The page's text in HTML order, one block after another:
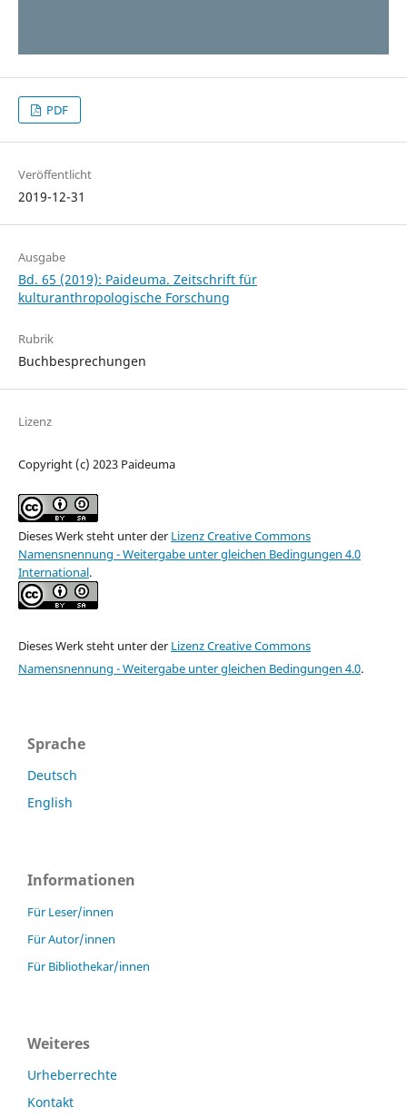
PDF
Veröffentlicht
2019-12-31
Ausgabe
Bd. 65 (2019): Paideuma. Zeitschrift für
kulturanthropologische Forschung
Rubrik
Buchbesprechungen
Lizenz
Copyright (c) 2023 Paideuma
Dieses Werk steht unter der Lizenz Creative Commons
Namensnennung - Weitergabe unter gleichen Bedingungen 4.0
International.
Dieses Werk steht unter der Lizenz Creative Commons
Namensnennung - Weitergabe unter gleichen Bedingungen 4.0.
Sprache
Deutsch
English
Informationen
Für Leser/innen
Für Autor/innen
Für Bibliothekar/innen
Weiteres
Urheberrechte
Kontakt